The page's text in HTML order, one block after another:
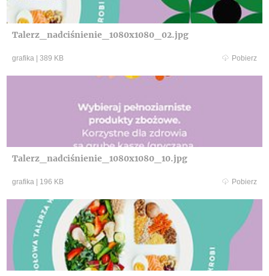
Talerz_nadciśnienie_1080x1080_02.jpg
grafika 389 KB Pobierz
Talerz_nadciśnienie_1080x1080_10.jpg
grafika 196 KB Pobierz